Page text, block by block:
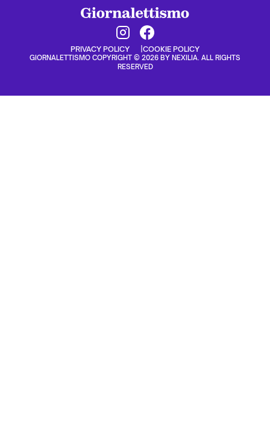
PRIVACY POLICY COOKIE POLICY
GIORNALETTISMO COPYRIGHT © 2026 BY NEXILIA. ALL RIGHTS
RESERVED